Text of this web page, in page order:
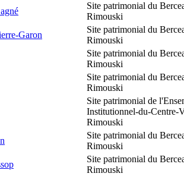
Site patrimonial du
Rimouski
Garon
Site patrimonial du
Rimouski
Site patrimonial du
Rimouski
Site patrimonial du
Rimouski
Site patrimonial de
Institutionnel-du-Centre-
Rimouski
Site patrimonial du
Rimouski
Site patrimonial du
Rimouski